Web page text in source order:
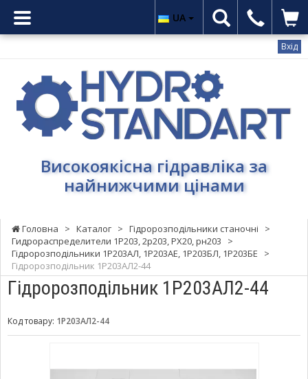
Вхід
Гідростандарт
Високоякісна
гідравліка
цінамиВисокоякісна гідравліка за
найнижчими цінами
UA
Головна > Каталог > Гідророзподільники станочні
>
Гидрораспределители 1Р203, 2р203, РХ20, рн203
>
Гідророзподільники 1Р203АЛ, 1Р203АЕ, 1Р203БЛ, 1Р203БЕ
>
Гідророзподільник 1Р203АЛ2-44
Гідророзподільник 1Р203АЛ2-44
Код товару: 1Р203АЛ2-44